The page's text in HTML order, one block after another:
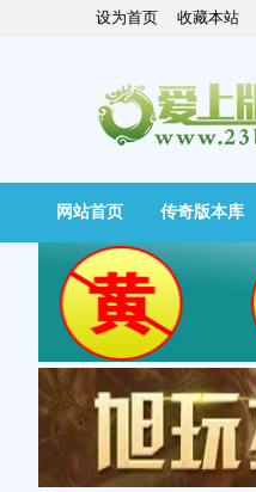
设为首页 收藏本站
网站首页 传奇版本库